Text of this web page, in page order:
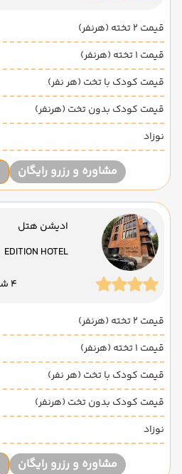
قیمت 2 تخته (هرنفر)
قیمت 1 تخته (هرنفر)
قیمت کودک با تخت (هر نفر)
قیمت کودک بدون تخت (هرنفر)
نوزاد
مشاوره و رزرو رایگان
ادیشن هتل
EDITION HOTEL
4 شب
قیمت 2 تخته (هرنفر)
قیمت 1 تخته (هرنفر)
قیمت کودک با تخت (هر نفر)
قیمت کودک بدون تخت (هرنفر)
نوزاد
مشاوره و رزرو رایگان